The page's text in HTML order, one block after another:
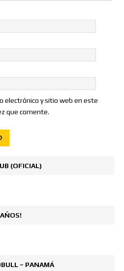
electrónico y sitio web en este
que comente.
(OFICIAL)
– PANAMÁ